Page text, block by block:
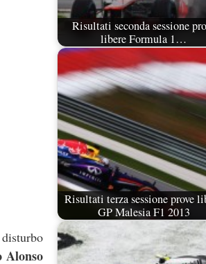
Alonso
Risultati seconda sessione
libere Formula 1…
Risultati terza sessione prove
GP Malesia F1 2013